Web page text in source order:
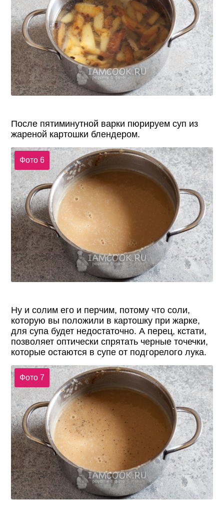
После пятиминутной варки пюрируем суп из
жареной картошки блендером.
Фото 6
Ну и солим его и перчим, потому что соли,
которую вы положили в картошку при жарке,
для супа будет недостаточно. А перец, кстати,
позволяет оптически спрятать черные точечки,
которые остаются в супе от подгорелого лука.
Фото 7